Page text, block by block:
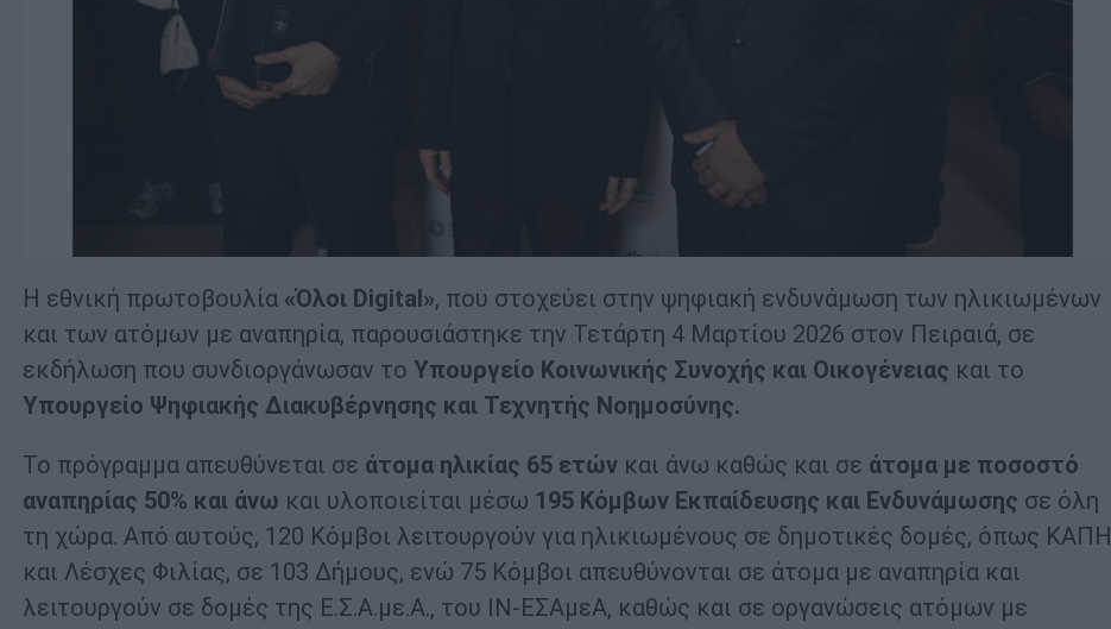
Η εθνική πρωτοβουλία «Όλοι Digital», που στοχεύει στην ψηφιακή ενδυνάμωση των ηλικιωμένων
και των ατόμων με αναπηρία, παρουσιάστηκε την Τετάρτη 4 Μαρτίου 2026 στον Πειραιά, σε
εκδήλωση που συνδιοργάνωσαν το Υπουργείο Κοινωνικής Συνοχής και Οικογένειας και το
Υπουργείο Ψηφιακής Διακυβέρνησης και Τεχνητής Νοημοσύνης.
Το πρόγραμμα απευθύνεται σε άτομα ηλικίας 65 ετών και άνω καθώς και σε άτομα με ποσοστό
αναπηρίας 50% και άνω και υλοποιείται μέσω 195 Κόμβων Εκπαίδευσης και Ενδυνάμωσης σε όλη
τη χώρα. Από αυτούς, 120 Κόμβοι λειτουργούν για ηλικιωμένους σε δημοτικές δομές, όπως ΚΑΠΗ
και Λέσχες Φιλίας, σε 103 Δήμους, ενώ 75 Κόμβοι απευθύνονται σε άτομα με αναπηρία και
λειτουργούν σε δομές της Ε.Σ.Α.με.Α., του ΙΝ-ΕΣΑμεΑ, καθώς και σε οργανώσεις ατόμων με